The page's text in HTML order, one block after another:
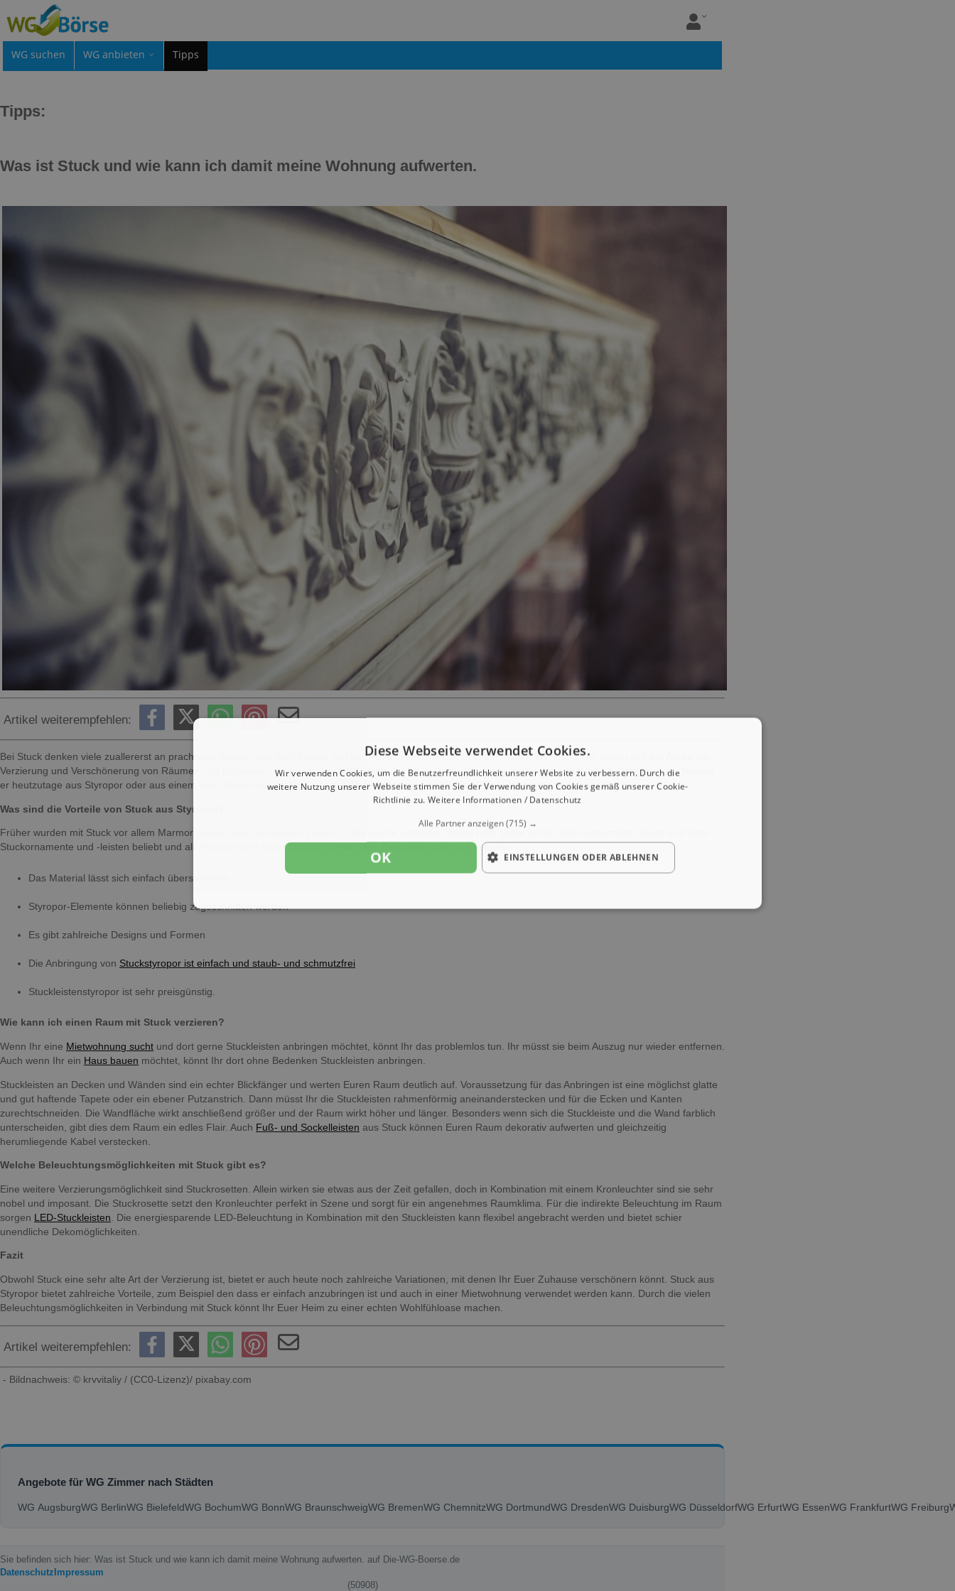
WG suchen WG anbieten Tipps
Tipps:
Was ist Stuck und wie kann ich damit meine Wohnung aufwerten.
Artikel weiterempfehlen:
Bei Stuck denken viele zuallererst an prachtvolle Bauten aus dem Barock und der Renaissance. Stuck ist in der Tat ein Werkstoff, der schon seit der Antike zur
Verzierung und Verschönerung von Räumen und Gebäuden eingesetzt wird. Während der Stuck in der Vergangenheit noch aus Mörtel gefertigt wurde, besteht
er heutzutage aus Styropor oder aus einem Gips-Mörtel-Gemisch. Wir zeigen Euch heute, wie Ihr mit Stuck Eure Wohnung verschönern könnt.
Was sind die Vorteile von Stuck aus Styropor?
Früher wurden mit Stuck vor allem Marmorstatuen oder -skulpturen imitiert. Dafür wurde entweder Mörtel oder sogar echter Stein verwendet. Heute sind eher
Stuckornamente und -leisten beliebt und als Material wird meist Styropor verwendet. Dies bietet mehrere Vorteile:
Das Material lässt sich einfach überstreichen
Styropor-Elemente können beliebig zugeschnitten werden
Es gibt zahlreiche Designs und Formen
Die Anbringung von Stuckstyropor ist einfach und staub- und schmutzfrei
Stuckleistenstyropor ist sehr preisgünstig.
Wie kann ich einen Raum mit Stuck verzieren?
Wenn Ihr eine Mietwohnung sucht und dort gerne Stuckleisten anbringen möchtet, könnt Ihr das problemlos tun. Ihr müsst sie beim Auszug nur wieder entfernen.
Auch wenn Ihr ein Haus bauen möchtet, könnt Ihr dort ohne Bedenken Stuckleisten anbringen.
Stuckleisten an Decken und Wänden sind ein echter Blickfänger und werten Euren Raum deutlich auf. Voraussetzung für das Anbringen ist eine möglichst glatte
und gut haftende Tapete oder ein ebener Putzanstrich. Dann müsst Ihr die Stuckleisten rahmenförmig aneinanderstecken und für die Ecken und Kanten
zurechtschneiden. Die Wandfläche wirkt anschließend größer und der Raum wirkt höher und länger. Besonders wenn sich die Stuckleiste und die Wand farblich
unterscheiden, gibt dies dem Raum ein edles Flair. Auch Fuß- und Sockelleisten aus Stuck können Euren Raum dekorativ aufwerten und gleichzeitig
herumliegende Kabel verstecken.
Welche Beleuchtungsmöglichkeiten mit Stuck gibt es?
Eine weitere Verzierungsmöglichkeit sind Stuckrosetten. Allein wirken sie etwas aus der Zeit gefallen, doch in Kombination mit einem Kronleuchter sind sie sehr
nobel und imposant. Die Stuckrosette setzt den Kronleuchter perfekt in Szene und sorgt für ein angenehmes Raumklima. Für die indirekte Beleuchtung im Raum
sorgen
LED-Stuckleisten . Die energiesparende LED-Beleuchtung in Kombination mit den Stuckleisten kann flexibel angebracht werden und bietet schier
unendliche Dekomöglichkeiten.
Fazit
Obwohl Stuck eine sehr alte Art der Verzierung ist, bietet er auch heute noch zahlreiche Variationen, mit denen Ihr Euer Zuhause verschönern könnt. Stuck aus
Styropor bietet zahlreiche Vorteile, zum Beispiel den dass er einfach anzubringen ist und auch in einer Mietwohnung verwendet werden kann. Durch die vielen
Beleuchtungsmöglichkeiten in Verbindung mit Stuck könnt Ihr Euer Heim zu einer echten Wohlfühloase machen.
Artikel weiterempfehlen:
- Bildnachweis: © krvvitaliy / (CC0-Lizenz)/ pixabay.com
Angebote für WG Zimmer nach Städten
WG AugsburgWG BerlinWG BielefeldWG BochumWG BonnWG BraunschweigWG BremenWG ChemnitzWG DortmundWG DresdenWG DuisburgWG DüsseldorfWG ErfurtWG EssenWG FrankfurtWG Freiburg
Sie befinden sich hier: Was ist Stuck und wie kann ich damit meine Wohnung aufwerten. auf Die-WG-Boerse.de
Datenschutz Impressum
(50908)
Diese Webseite verwendet Cookies.
Wir verwenden Cookies, um die Benutzerfreundlichkeit unserer Website zu verbessern. Durch die
weitere Nutzung unserer Webseite stimmen Sie der Verwendung von Cookies gemäß unserer Cookie-
Richtlinie zu. Weitere Informationen / Datenschutz
Alle Partner anzeigen(715) →
OK EINSTELLUNGEN ODER ABLEHNEN